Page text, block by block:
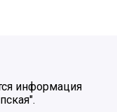
информация